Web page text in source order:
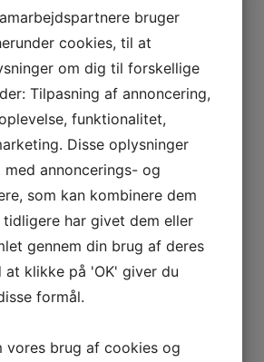
bruger
cookies, til at
om dig til forskellige
Tilpasning af annoncering,
funktionalitet,
Disse oplysninger
annoncerings- og
som kan kombinere dem
har givet dem eller
gennem din brug af deres
at klikke på 'OK' giver du
formål.
vores brug af cookies og